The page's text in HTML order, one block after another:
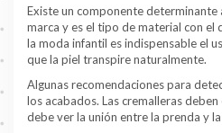
Existe un componente
marca y es el tipo de material con el
la moda infantil es indispensable el
que la piel transpire naturalmente.
Algunas recomendaciones para
los acabados. Las cremalleras
debe ver la unión entre la prenda y